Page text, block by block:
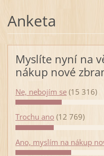
Anketa
Myslíte nyní na
nákup nové
Ne, nebojím se (15 316)
Trochu ano (12 769)
Ano, myslím na nákup